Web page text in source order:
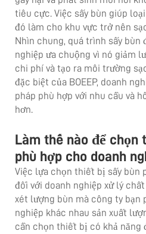
tiêu cực. Việc sấy bùn giúp
đó làm cho khu vực trở nên
Nhìn chung, quá trình sấy bùn
nghiệp ưa chuộng vì nó giảm
chi phí và tạo ra môi trường
đặc biệt của BOEEP, doanh
pháp phù hợp với nhu cầu và
hơn.
Làm thế nào để chọn
phù hợp cho doanh
Việc lựa chọn thiết bị sấy bùn
đối với doanh nghiệp xử lý
xét lượng bùn mà công ty bạn
nghiệp khác nhau sản xuất
cần chọn thiết bị có khả năng